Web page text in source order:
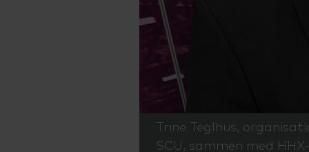
Trine Teglhus,
SCU, sammen med